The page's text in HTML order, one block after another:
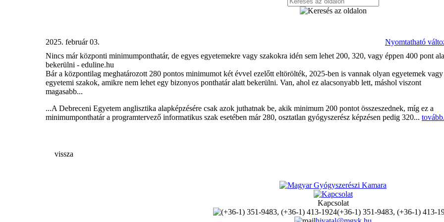
Nyomtatható
2025. február 03.
Nincs már központi minimumponthatár, de egyes egyetemekre vagy szakokra idén sem lehet 200, 320, vagy éppen 400 pont
bekerülni - eduline.hu
Bár a központilag meghatározott 280 pontos minimumot két évvel ezelőtt eltörölték, 2025-ben is vannak olyan egyetemek vagy
egyetemi szakok, amikre nem lehet egy bizonyos ponthatár alatt bekerülni. Van, ahol ez alacsonyabb lett, máshol viszont
magasabb...
...A Debreceni Egyetem anglisztika alapképzésére csak azok juthatnak be, akik minimum 200 pontot összeszednek, míg ez a
minimumponthatár a programtervező informatikus szak esetében már 280, osztatlan gyógyszerész képzésen pedig 320... tovább.
vissza
Kapcsolat
(+36-1) 351-9483, (+36-1) 413-